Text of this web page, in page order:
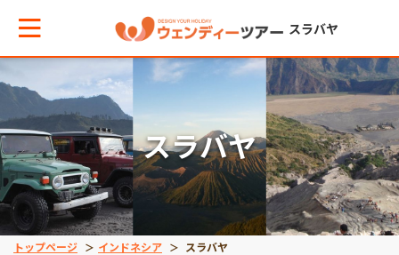
スラバヤ
トップページ インドネシア スラバヤ
スラバヤ
メインメニューへ戻る
マから現地ツアーを探す
送迎
メインメニューへ戻る
アからお役立ち情報を探す